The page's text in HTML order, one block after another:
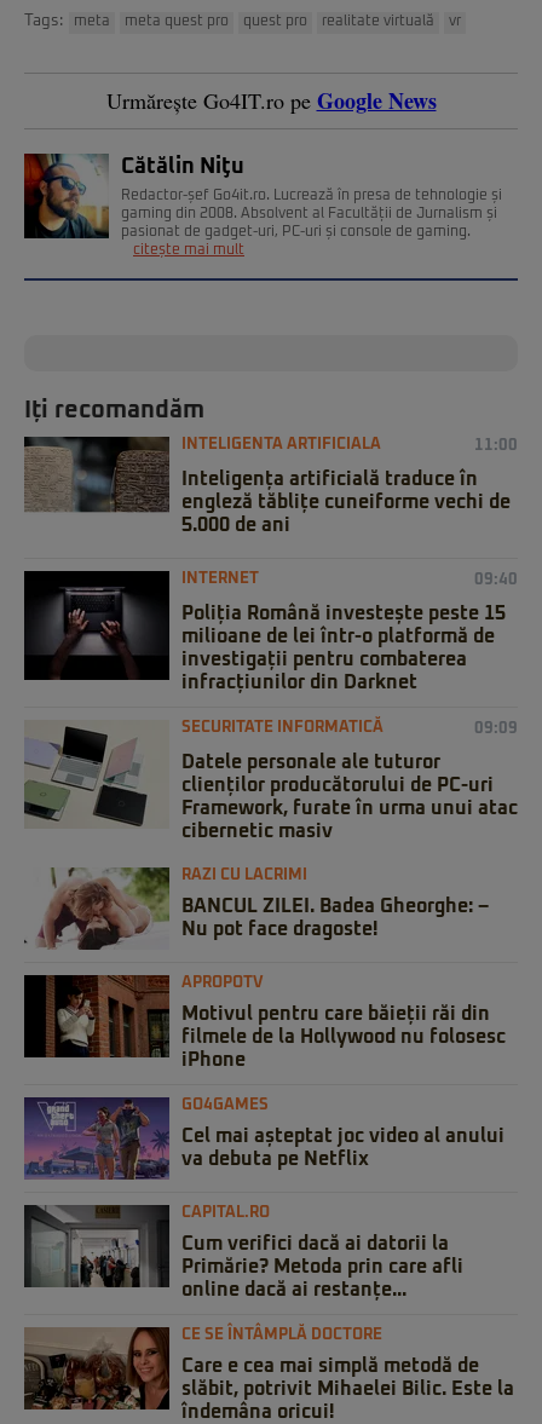
Tags: meta meta quest pro quest pro realitate virtuală vr
Urmărește Go4IT.ro pe Google News
Cătălin Niţu
Redactor-șef Go4it.ro. Lucrează în presa de tehnologie și
gaming din 2008. Absolvent al Facultății de Jurnalism și
pasionat de gadget-uri, PC-uri și console de gaming.
citește mai mult
Iți recomandăm
INTELIGENTA ARTIFICIALA 11:00
Inteligența artificială traduce în
engleză tăblițe cuneiforme vechi de
5.000 de ani
INTERNET 09:40
Poliția Română investește peste 15
milioane de lei într-o platformă de
investigații pentru combaterea
infracțiunilor din Darknet
SECURITATE INFORMATICĂ 09:09
Datele personale ale tuturor
clienților producătorului de PC-uri
Framework, furate în urma unui atac
cibernetic masiv
RAZI CU LACRIMI
BANCUL ZILEI. Badea Gheorghe: –
Nu pot face dragoste!
APROPOTV
Motivul pentru care băieții răi din
filmele de la Hollywood nu folosesc
iPhone
GO4GAMES
Cel mai așteptat joc video al anului
va debuta pe Netflix
CAPITAL.RO
Cum verifici dacă ai datorii la
Primărie? Metoda prin care afli
online dacă ai restanțe...
CE SE ÎNTÂMPLĂ DOCTORE
Care e cea mai simplă metodă de
slăbit, potrivit Mihaelei Bilic. Este la
îndemâna oricui!